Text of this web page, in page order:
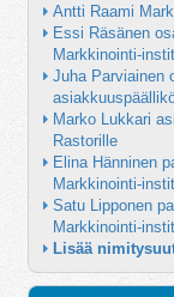
Antti Raami
Essi Räsänen
Markkinointi-
Juha Parviainen
Marko Lukkari
Rastorille
Elina Hänninen
Markkinointi-
Satu Lipponen
Markkinointi-
Lisää